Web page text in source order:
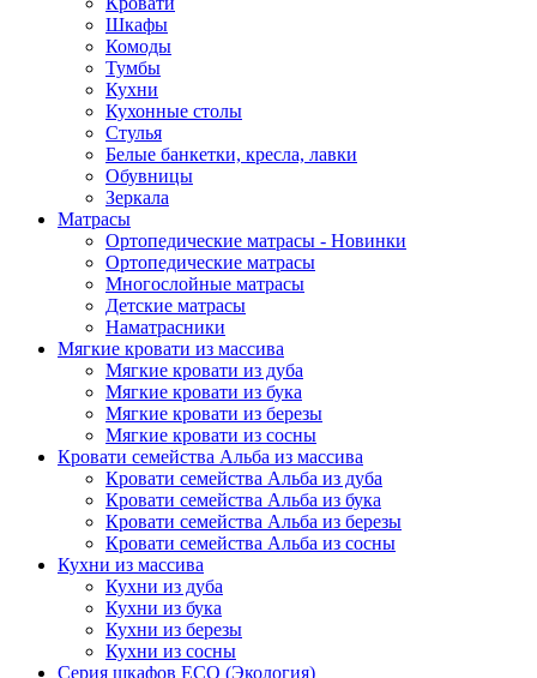
Шкафы
Комоды
Тумбы
Кухни
Кухонные столы
Стулья
Белые банкетки, кресла, лавки
Обувницы
Зеркала
Матрасы
Ортопедические матрасы - Новинки
Ортопедические матрасы
Многослойные матрасы
Детские матрасы
Наматрасники
Мягкие кровати из массива
Мягкие кровати из дуба
Мягкие кровати из бука
Мягкие кровати из березы
Мягкие кровати из сосны
Кровати семейства Альба из массива
Кровати семейства Альба из дуба
Кровати семейства Альба из бука
Кровати семейства Альба из березы
Кровати семейства Альба из сосны
Кухни из массива
Кухни из дуба
Кухни из бука
Кухни из березы
Кухни из сосны
Серия шкафов ECO (Экология)